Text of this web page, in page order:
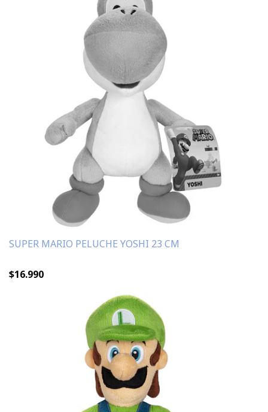
SUPER MARIO PELUCHE YOSHI 23 CM
$16.990